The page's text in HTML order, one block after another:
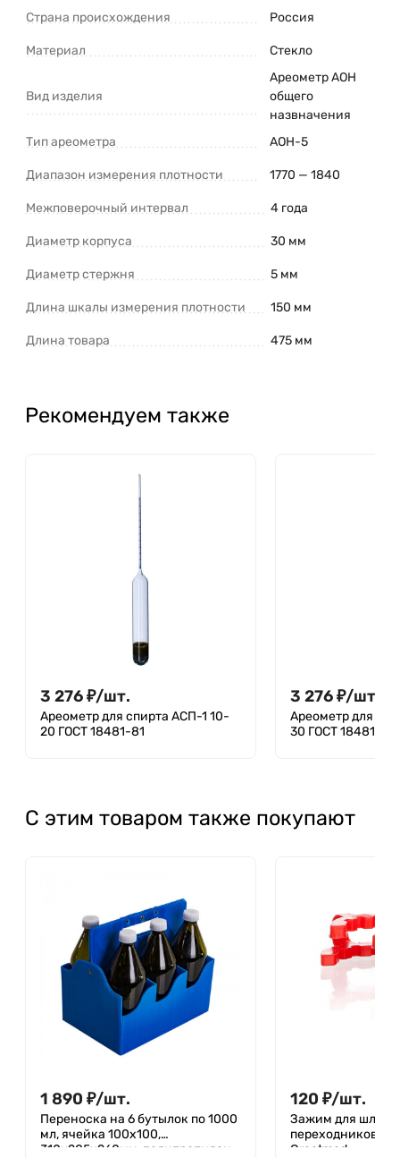
Страна происхождения Россия
Материал Стекло
Вид изделия
Ареометр АОН
общего
назвначения
Тип ареометра
АОН-5
Диапазон измерения плотности 1770 — 1840
Межповерочный интервал 4 года
Диаметр корпуса 30 мм
Диаметр стержня 5 мм
Длина шкалы измерения плотности 150 мм
Длина товара 475 мм
Рекомендуем также
3 276₽/шт.
Ареометр для спирта АСП-1 10-
20 ГОСТ 18481-81
3 276₽/шт.
Ареометр для
30 ГОСТ 18481-81
С этим товаром также покупают
1 890 ₽/шт.
Переноска на 6 бутылок по 1000
мл, ячейка 100х100,
310х205х260мм, полипропилен,
120 ₽/шт.
Зажим для
переходников) 29/32, ПОМ,
Greetmed